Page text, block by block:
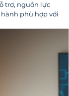
trợ, nguồn lực
phù hợp với